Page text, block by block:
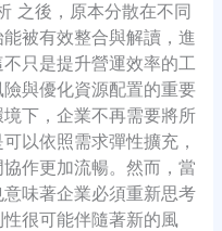
之後，原本分散在不同
被有效整合與解讀，進
只是提升營運效率的工
與優化資源配置的重要
下，企業不再需要將所
以依照需求彈性擴充，
作更加流暢。然而，當
味著企業必須重新思考
很可能伴隨著新的風